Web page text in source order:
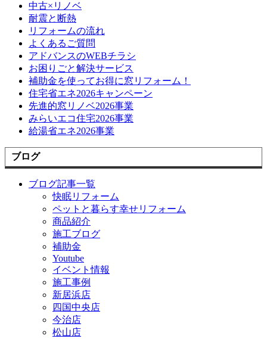
中古×リノベ
耐震と断熱
リフォームの流れ
よくあるご質問
アドバンスのWEBチラシ
お困りごと解決サービス
補助金を使ってお得に窓リフォーム！
住宅省エネ2026キャンペーン
先進的窓リノベ2026事業
みらいエコ住宅2026事業
給湯省エネ2026事業
ブログ
ブログ記事一覧
快眠リフォーム
ペットと暮らす幸せリフォーム
商品紹介
施工ブログ
補助金
Youtube
イベント情報
施工事例
新居浜店
四国中央店
今治店
松山店